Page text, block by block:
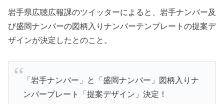
岩手県広聴広報課のツイッターによると、岩手ナンバー及
び盛岡ナンバーの図柄入りナンバーテンプレートの提案デ
ザインが決定したとのこと。
「岩手ナンバー」と「盛岡ナンバー」図柄入りナ
ンバープレート「提案デザイン」決定！